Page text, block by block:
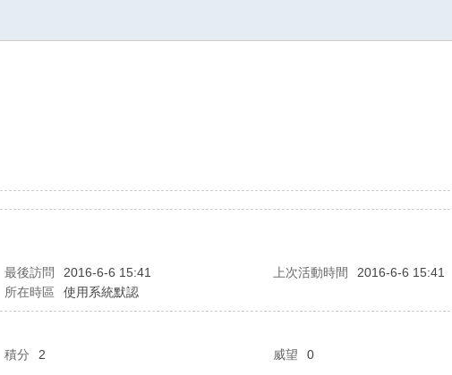
最後訪問 2016-6-6 15:41 上次活動時間
2016-6-6 15:41
所在時區 使用系統默認
積分 2 威望
0